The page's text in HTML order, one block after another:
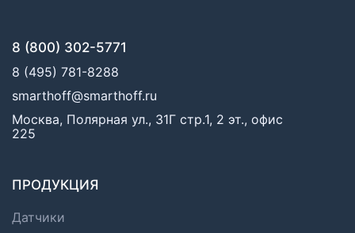
8 (800) 302-5771
8 (495) 781-8288
smarthoff@smarthoff.ru
Москва, Полярная ул., 31Г стр.1, 2 эт., офис
225
ПРОДУКЦИЯ
Датчики